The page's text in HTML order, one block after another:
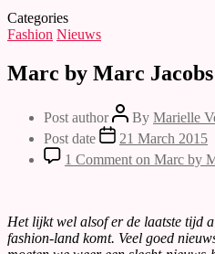
Categories
Fashion Nieuws
Marc by Marc
Post author By Marielle
Post date
21 March 2015
1 Comment on Marc by
Het lijkt wel alsof er de laatste tijd
fashion-land komt. Veel goed